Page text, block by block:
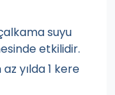
suyu
etkilidir.
yılda 1 kere